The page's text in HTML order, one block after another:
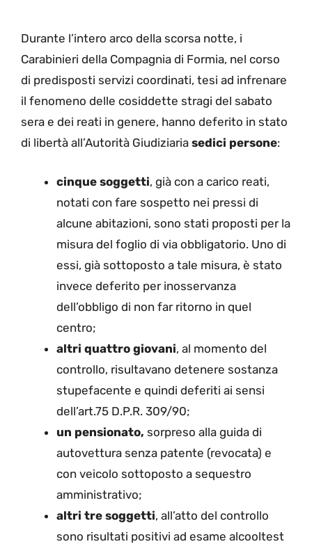
Durante l’intero arco della scorsa notte, i
Carabinieri della Compagnia di Formia, nel corso
di predisposti servizi coordinati, tesi ad infrenare
il fenomeno delle cosiddette stragi del sabato
sera e dei reati in genere, hanno deferito in stato
di libertà all’Autorità Giudiziaria sedici persone:
cinque soggetti, già con a carico reati,
notati con fare sospetto nei pressi di
alcune abitazioni, sono stati proposti per la
misura del foglio di via obbligatorio. Uno di
essi, già sottoposto a tale misura, è stato
invece deferito per inosservanza
dell’obbligo di non far ritorno in quel
centro;
altri quattro giovani, al momento del
controllo, risultavano detenere sostanza
stupefacente e quindi deferiti ai sensi
dell’art.75 D.P.R. 309/90;
un pensionato, sorpreso alla guida di
autovettura senza patente (revocata) e
con veicolo sottoposto a sequestro
amministrativo;
altri tre soggetti, all’atto del controllo
sono risultati positivi ad esame alcooltest